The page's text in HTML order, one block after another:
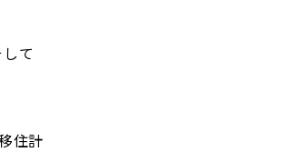
て
住計